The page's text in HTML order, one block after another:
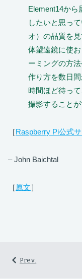
Element14から
したいと思っ
オ）の品質を
体望遠鏡に使
ーミングの方
作り方を数日
時間ほど待っ
撮影することが
［Raspberry Pi公式サ
– John Baichtal
［ 原文］
Prev.